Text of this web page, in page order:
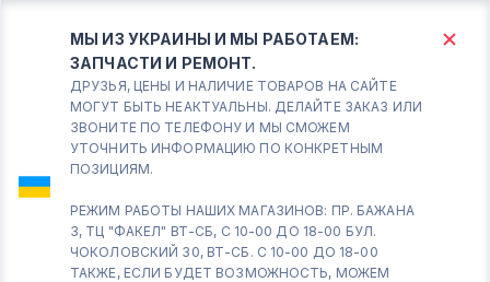
МЫ ИЗ УКРАИНЫ И МЫ РАБОТАЕМ:
ЗАПЧАСТИ И РЕМОНТ.
ДРУЗЬЯ, ЦЕНЫ И НАЛИЧИЕ ТОВАРОВ НА САЙТЕ
МОГУТ БЫТЬ НЕАКТУАЛЬНЫ. ДЕЛАЙТЕ ЗАКАЗ ИЛИ
ЗВОНИТЕ ПО ТЕЛЕФОНУ И МЫ СМОЖЕМ
УТОЧНИТЬ ИНФОРМАЦИЮ ПО КОНКРЕТНЫМ
ПОЗИЦИЯМ.
РЕЖИМ РАБОТЫ НАШИХ МАГАЗИНОВ: ПР. БАЖАНА
3, ТЦ "ФАКЕЛ" ВТ-СБ, С 10-00 ДО 18-00 БУЛ.
ЧОКОЛОВСКИЙ 30, ВТ-СБ. С 10-00 ДО 18-00
ТАКЖЕ, ЕСЛИ БУДЕТ ВОЗМОЖНОСТЬ, МОЖЕМ
КИЕВ БОРИСПОЛЬ
Вт.- Сб.
10:00 - 18:00
Соломенский район - ВТ-
СБ. с 10-00 до 18-00